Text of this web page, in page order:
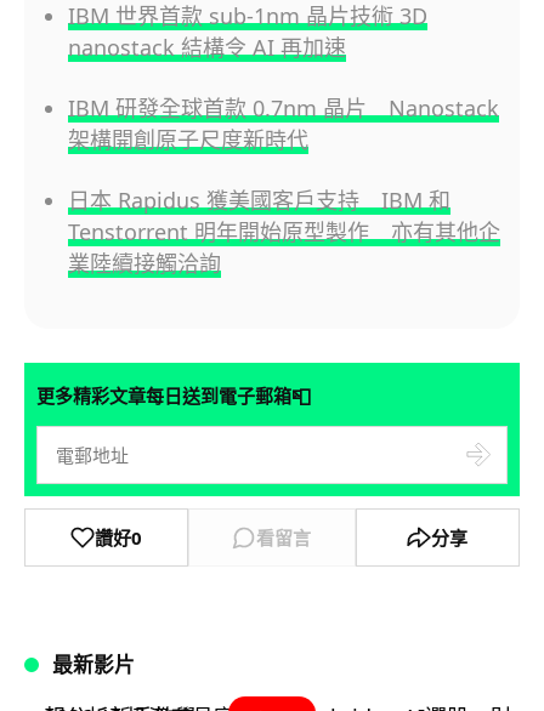
IBM 世界首款 sub-1nm 晶片技術 3D
nanostack 結構令 AI 再加速
IBM 研發全球首款 0.7nm 晶片 Nanostack
架構開創原子尺度新時代
日本 Rapidus 獲美國客戶支持 IBM 和
Tenstorrent 明年開始原型製作 亦有其他企
業陸續接觸洽詢
更多精彩文章每日送到電子郵箱📮
讚好0 看留言 分享
最新影片